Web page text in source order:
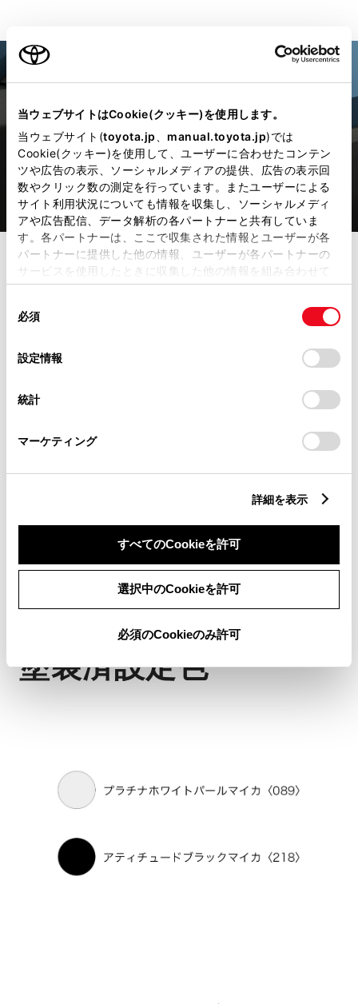
当ウェブサイトはCookie(クッキー)を使用します。
当ウェブサイト(toyota.jp manual.toyota.jp)では
Cookie(クッキー)を使用して、ユーザーに合わせたコンテン
ツや広告の表示、ソーシャルメディアの提供、広告の表示回
数やクリック数の測定を行っています。またユーザーによる
サイト利用状況についても情報を収集し、ソーシャルメディ
アや広告配信、データ解析の各パートナーと共有していま
す。各パートナーは、ここで収集された情報とユーザーが各
パートナーに提供した他の情報、ユーザーが各パートナーの
サービスを使用したときに収集した他の情報を組み合わせて
使用することがあります。当ウェブサイトの使用を続行する
デバイスにすべてのCookie(クッキー)が保存されることに同
意したことになります。Cookie(クッキー)のオプトアウト、
設定の変更、同意を撤回したりするにあたっては、当社の
「Cookie（クッキー）情報の取り扱いについて
」をご覧くだ
必須
設定情報
統計
マーケティング
詳細を表示
すべてのCookieを許可
選択中のCookieを許可
必須のCookieのみ許可
7
［設定：除くマッドフラップ
付車］
側）プラス
保証 TCD：1年間2万km
塗装済設定色